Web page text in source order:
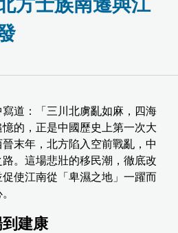
道：「三川北虜亂如麻，四海
的，正是中國歷史上第一次大
末年，北方陷入空前戰亂，中
。這場悲壯的移民潮，徹底改
使江南從「卑濕之地」一躍而
建康